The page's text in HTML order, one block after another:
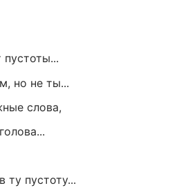
но не ты...
слова,
ту пустоту...